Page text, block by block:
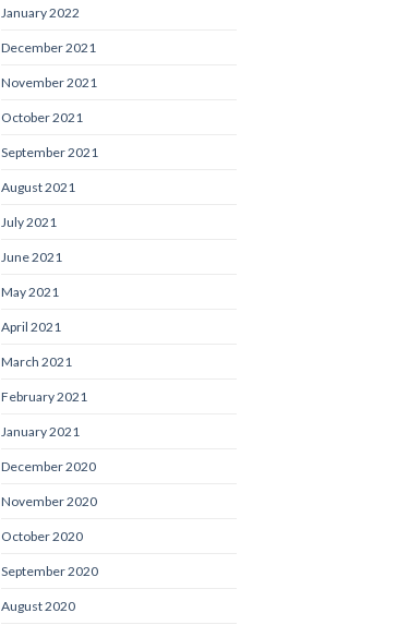
January 2022
December 2021
November 2021
October 2021
September 2021
August 2021
July 2021
June 2021
May 2021
April 2021
March 2021
February 2021
January 2021
December 2020
November 2020
October 2020
September 2020
August 2020